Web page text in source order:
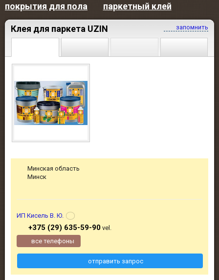
покрытия для пола паркетный клей
запомнить
Клея для паркета UZIN
Минская область
Минск
ИП Кисель В. Ю.
+375 (29) 635-59-90vel.
все телефоны
отправить запрос